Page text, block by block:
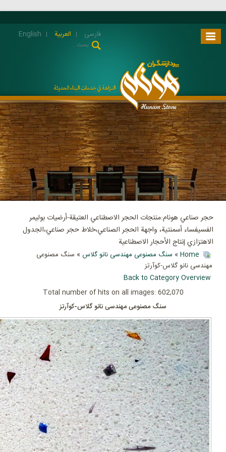
فارسی العربية English
حجر صناعي هونام:منتجات الحجر الاصطناعي العتيقة-أرضيات بوليمر
الفسيفساء أسمنتية، واجهة الحجر الصناعي،خلاط حجر صناعي،الجدول
الاهتزازي إنتاج الأحجار الاصطناعية
Home
» سنگ مصنوعی مهندسی نانو گلاس » سنگ مصنوعی
مهندسی نانو گلاس-کوآرتز
Back to Category Overview
Total number of hits on all images: 602,070
سنگ مصنوعی مهندسی نانو گلاس-کوآرتز